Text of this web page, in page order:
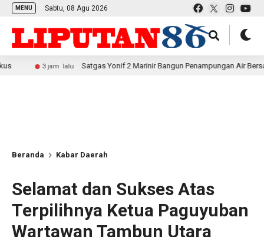
MENU Sabtu, 08 Agu 2026
jam lalu Satgas Yonif 2 Marinir Bangun Penampungan Air Bersama
Beranda Kabar Daerah
Selamat dan Sukses Atas
Terpilihnya Ketua Paguyuban
Wartawan Tambun Utara